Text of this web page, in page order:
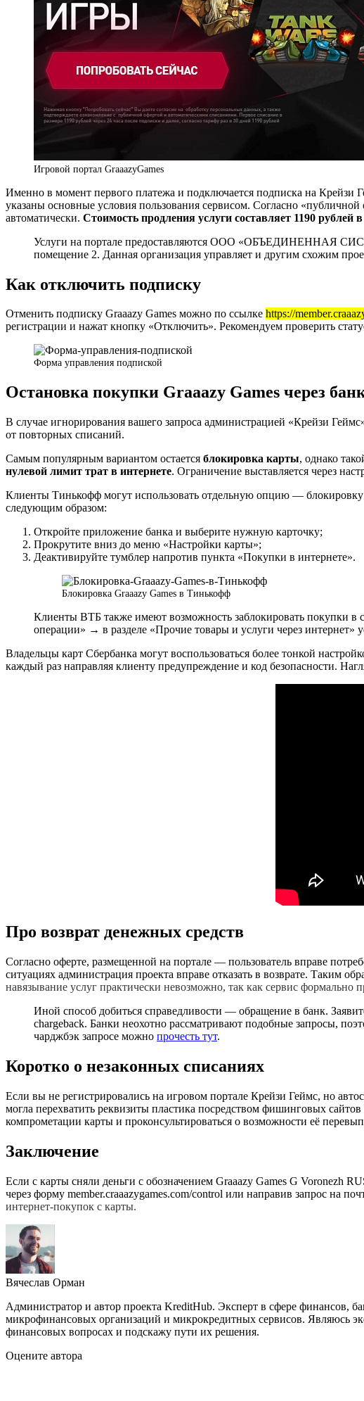
Игровой портал GraaazyGames
Именно в момент первого платежа и подключается подписка на
указаны основные условия пользования сервисом. Согласно
автоматически. Стоимость продления услуги составляет 1190 рублей
Услуги на портале предоставляются ООО «ОБЪЕДИНЕННАЯ
помещение 2. Данная организация управляет и другим схожим
Как отключить подписку
Отменить подписку Graaazy Games можно по ссылке https://
регистрации и нажат кнопку «Отключить». Рекомендуем проверить
Форма управления подпиской
Остановка покупки Graaazy Games через
В случае игнорирования вашего запроса администрацией «Крейзи
от повторных списаний.
Самым популярным вариантом остается блокировка карты, однако
нулевой лимит трат в интернете. Ограничение выставляется через
Клиенты Тинькофф могут использовать отдельную опцию —
следующим образом:
Откройте приложение банка и выберите нужную карточку;
Прокрутите вниз до меню «Настройки карты»;
Деактивируйте тумблер напротив пункта «Покупки в интернете».
Блокировка Graaazy Games в Тинькофф
Клиенты ВТБ также имеют возможность заблокировать покупки
операции» → в разделе «Прочие товары и услуги через интернет»
Владельцы карт Сбербанка могут воспользоваться более тонкой
каждый раз направляя клиенту предупреждение и код безопасности.
Про возврат денежных средств
Согласно оферте, размещенной на портале — пользователь вправе
ситуациях администрация проекта вправе отказать в возврате. Таким
навязывание услуг практически невозможно, так как сервис формально
Иной способ добиться справедливости — обращение в банк.
chargeback. Банки неохотно рассматривают подобные запросы,
чарджбэк запросе можно прочесть тут.
Коротко о незаконных списаниях
Если вы не регистрировались на игровом портале Крейзи Геймс, но
могла перехватить реквизиты пластика посредством фишинговых
компрометации карты и проконсультироваться о возможности её
Заключение
Если с карты сняли деньги с обозначением Graaazy Games G Voronezh
через форму member.craaazygames.com/control или направив запрос на
интернет-покупок с карты.
Вячеслав Орман
Администратор и автор проекта KreditHub. Эксперт в сфере финансов,
микрофинансовых организаций и микрокредитных сервисов. Являюсь
финансовых вопросах и подскажу пути их решения.
Оцените автора